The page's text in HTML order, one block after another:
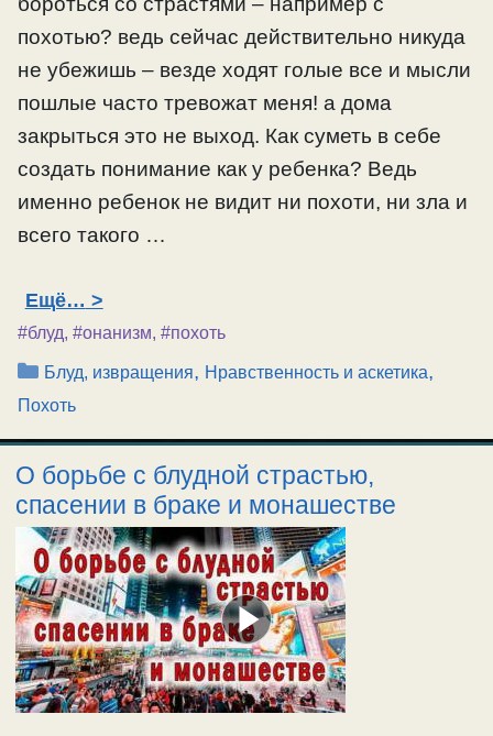
похотью? ведь сейчас действительно никуда
не убежишь – везде ходят голые все и мысли
пошлые часто тревожат меня! а дома
закрыться это не выход. Как суметь в себе
создать понимание как у ребенка? Ведь
именно ребенок не видит ни похоти, ни зла и
всего такого …
Ещё…
#блуд, #онанизм, #похоть
Рубрики
Блуд, извращения, Нравственность и аскетика,
Похоть
О борьбе с блудной страстью,
спасении в браке и монашестве